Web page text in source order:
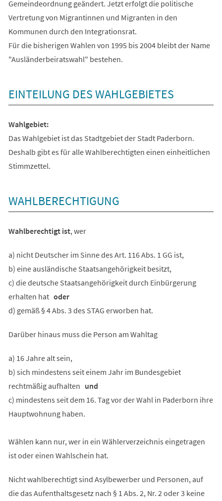
Gemeindeordnung geändert. Jetzt erfolgt die politische
Vertretung von Migrantinnen und Migranten in den
Kommunen durch den Integrationsrat.
Für die bisherigen Wahlen von 1995 bis 2004 bleibt der Name
"Ausländerbeiratswahl" bestehen.
EINTEILUNG DES WAHLGEBIETES
Wahlgebiet:
Das Wahlgebiet ist das Stadtgebiet der Stadt Paderborn.
Deshalb gibt es für alle Wahlberechtigten einen einheitlichen
Stimmzettel.
WAHLBERECHTIGUNG
Wahlberechtigt ist, wer
a) nicht Deutscher im Sinne des Art. 116 Abs. 1 GG ist,
b) eine ausländische Staatsangehörigkeit besitzt,
c) die deutsche Staatsangehörigkeit durch Einbürgerung
erhalten hat oder
d) gemäß § 4 Abs. 3 des STAG erworben hat.
Darüber hinaus muss die Person am Wahltag
a) 16 Jahre alt sein,
b) sich mindestens seit einem Jahr im Bundesgebiet
rechtmäßig aufhalten und
c) mindestens seit dem 16. Tag vor der Wahl in Paderborn ihre
Hauptwohnung haben.
Wählen kann nur, wer in ein Wählerverzeichnis eingetragen
ist oder einen Wahlschein hat.
Nicht wahlberechtigt sind Asylbewerber und Personen, auf
die das Aufenthaltsgesetz nach § 1 Abs. 2, Nr. 2 oder 3 keine